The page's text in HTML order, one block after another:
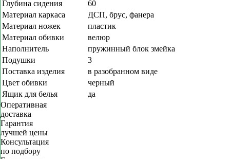
Глубина сидения
60
Материал каркаса
ДСП, брус, фанера
Материал ножек
пластик
Материал обивки
велюр
Наполнитель
пружинный блок змейка
Подушки
3
Поставка изделия
в разобранном виде
Цвет обивки
черный
Ящик для белья
да
Оперативная
доставка
Гарантия
лучшей цены
Консультация
по подбору